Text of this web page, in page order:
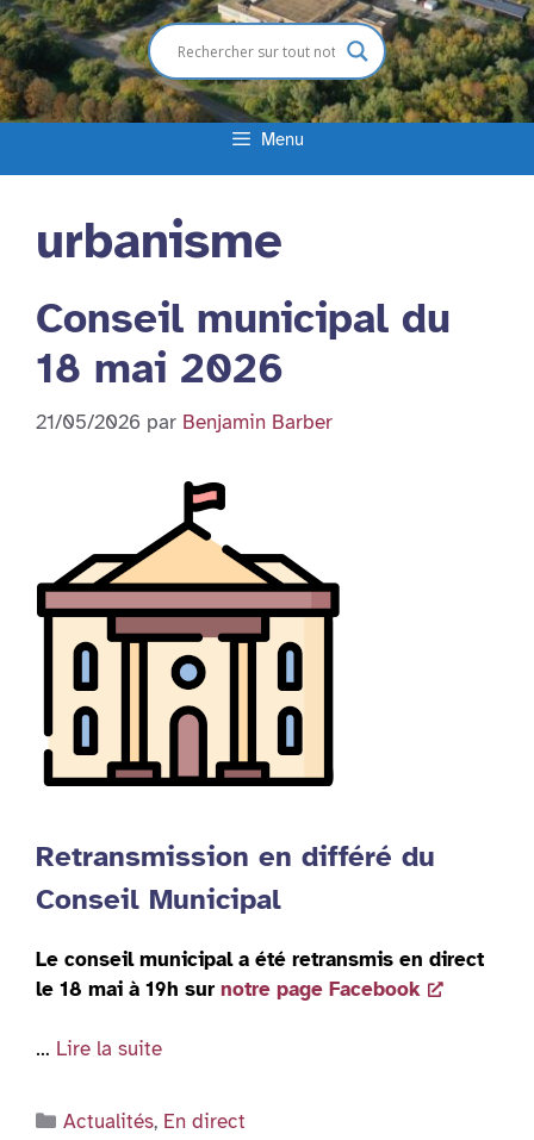
Menu
urbanisme
Conseil municipal du
18 mai 2026
21/05/2026 par Benjamin Barber
Retransmission en différé du
Conseil Municipal
Le conseil municipal a été retransmis en direct
le 18 mai à 19h sur notre page Facebook
… Lire la suite
Catégories
Actualités, En direct